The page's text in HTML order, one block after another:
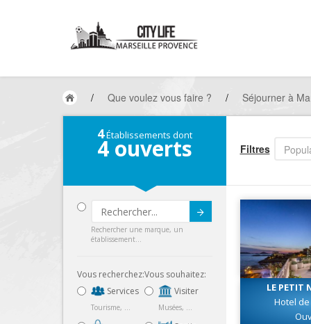
/ Que voulez vous faire ? / Séjourner à
4Établissements dont
4ouverts
Submit
Rechercher une marque, un
établissement...
Vous recherchez:
Services
Tourisme, ...
Vous souhaitez:
Visiter
Musées, ...
Filtres
LE PETIT
Hotel